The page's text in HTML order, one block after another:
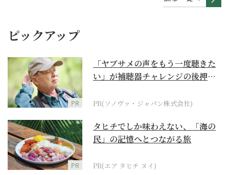
ピックアップ
PR
「ヤブサメの声をもう一度聴きた
い」が補聴器チャレンジの後押し
PR(ソノヴァ・ジャパン株式会社)
PR
タヒチでしか味わえない、「海の
民」の記憶へとつながる旅
PR(エア タヒチ ヌイ)